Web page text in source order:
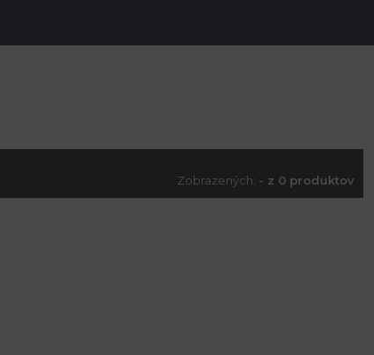
Zobrazených: - z 0 produktov